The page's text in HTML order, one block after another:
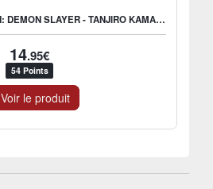
FUNKO POP! ANIMATION: DEMON SLAYER - TANJIRO KAMADO
14.95€
54 Points
Voir le produit